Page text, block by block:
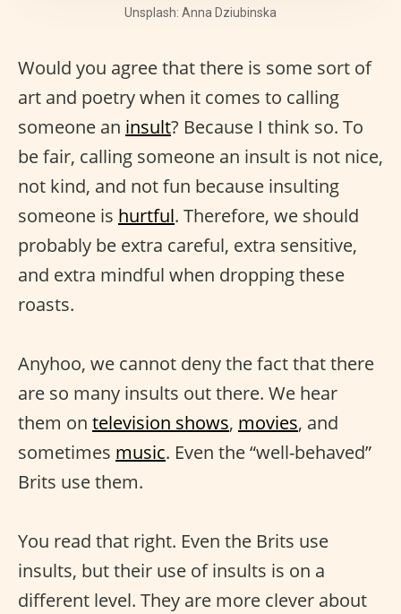
Unsplash: Anna Dziubinska
Would you agree that there is some sort of
art and poetry when it comes to calling
someone an insult? Because I think so. To
be fair, calling someone an insult is not nice,
not kind, and not fun because insulting
someone is hurtful. Therefore, we should
probably be extra careful, extra sensitive,
and extra mindful when dropping these
roasts.
Anyhoo, we cannot deny the fact that there
are so many insults out there. We hear
them on television shows, movies, and
sometimes music. Even the “well-behaved”
Brits use them.
You read that right. Even the Brits use
insults, but their use of insults is on a
different level. They are more clever about